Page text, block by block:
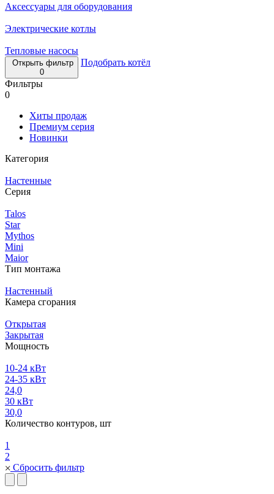
Аксессуары для оборудования
Электрические котлы
Тепловые насосы
Открыть фильтр
0
Подобрать котёл
Фильтры
0
Хиты продаж
Премиум серия
Новинки
Категория
Настенные
Серия
Talos
Star
Mythos
Mini
Maior
Тип монтажа
Настенный
Камера сгорания
Открытая
Закрытая
Мощность
10-24 кВт
24-35 кВт
24,0
30 кВт
30,0
Количество контуров, шт
1
2
Сбросить фильтр